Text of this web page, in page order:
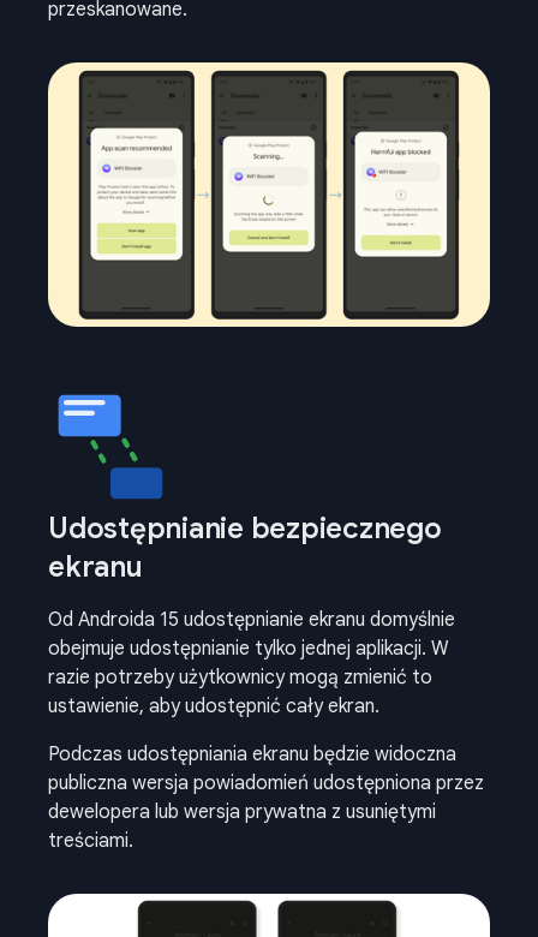
przeskanowane.
Udostępnianie bezpiecznego
ekranu
Od Androida 15 udostępnianie ekranu domyślnie
obejmuje udostępnianie tylko jednej aplikacji. W
razie potrzeby użytkownicy mogą zmienić to
ustawienie, aby udostępnić cały ekran.
Podczas udostępniania ekranu będzie widoczna
publiczna wersja powiadomień udostępniona przez
dewelopera lub wersja prywatna z usuniętymi
treściami.